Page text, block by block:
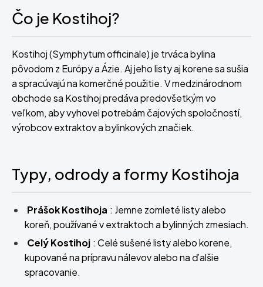
Čo je Kostihoj?
Kostihoj (Symphytum officinale) je trváca bylina
pôvodom z Európy a Ázie. Aj jeho listy aj korene sa sušia
a spracúvajú na komerčné použitie. V medzinárodnom
obchode sa Kostihoj predáva predovšetkým vo
veľkom, aby vyhovel potrebám čajových spoločností,
výrobcov extraktov a bylinkových značiek.
Typy, odrody a formy Kostihoja
Prášok Kostihoja : Jemne zomleté listy alebo
koreň, používané v extraktoch a bylinných zmesiach.
Celý Kostihoj : Celé sušené listy alebo korene,
kupované na prípravu nálevov alebo na ďalšie
spracovanie.